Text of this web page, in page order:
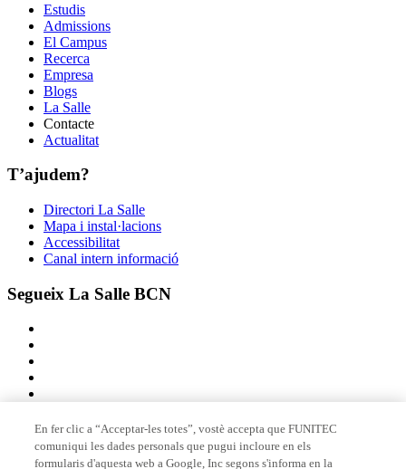
Estudis
Admissions
El Campus
Recerca
Empresa
Blogs
La Salle
Contacte
Actualitat
T’ajudem?
Directori La Salle
Mapa i instal·lacions
Accessibilitat
Canal intern informació
Segueix La Salle BCN
Membre de
En fer clic a “Acceptar-les totes”, vostè accepta que FUNITEC
comuniqui les dades personals que pugui incloure en els
formularis d'aquesta web a Google, Inc segons s'informa en la